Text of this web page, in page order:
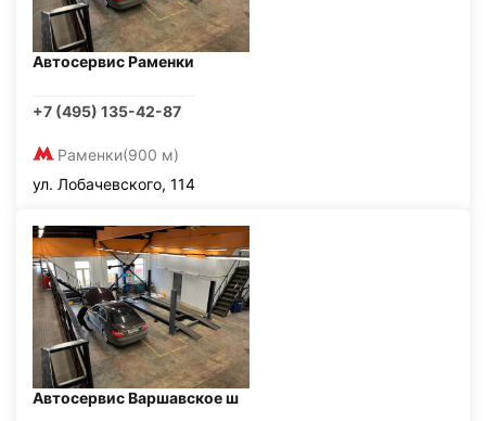
Автосервис Раменки
+7 (495) 135-42-87
Раменки(900 м)
ул. Лобачевского, 114
Автосервис Варшавское ш